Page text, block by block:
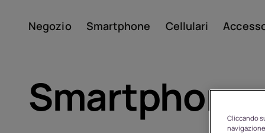
Negozio Smartphone Cellulari
Smartphone
Cliccando